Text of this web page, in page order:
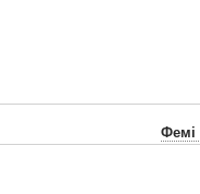
Фемі